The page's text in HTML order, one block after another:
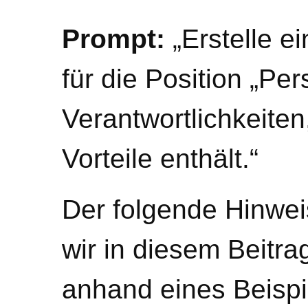
Prompt: „Erstelle
für die Position
Vorteile enthält.“
Der folgende
wir in diesem
anhand eines